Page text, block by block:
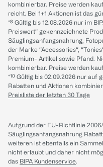
kombinierbar. Preise werden
reicht. Bei 1+1 Aktionen ist das
*⁸ Gültig bis 12.08.2026 nur im
Preiswert“ gekennzeichnete
Säuglingsanfangsnahrung,
der Marke “Accessories“,
Premium- Artikel sowie Pfand.
kombinierbar. Preise werden
*¹⁰ Gültig bis 02.09.2026 nur
Rabatten und Aktionen
Preisliste der letzten 30 Tage
Aufgrund der EU-Richtlinie
Säuglingsanfangsnahrung
weiteren ist ebenfalls ein
nicht erlaubt und daher nicht
das BIPA Kundenservice.